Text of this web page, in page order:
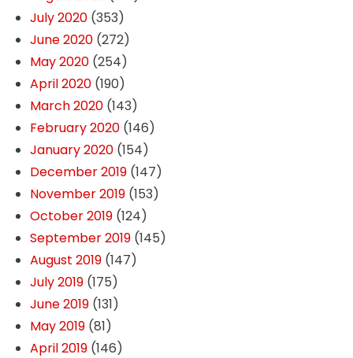
July 2020(353)
June 2020(272)
May 2020(254)
April 2020(190)
March 2020(143)
February 2020(146)
January 2020(154)
December 2019(147)
November 2019(153)
October 2019(124)
September 2019(145)
August 2019(147)
July 2019(175)
June 2019(131)
May 2019(81)
April 2019(146)